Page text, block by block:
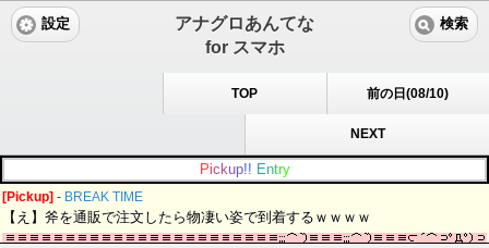
アナグロあんてな
for スマホ
設定 検索
TOP 前の日(08/10)
NEXT
Pic kup!! Entry
[Pickup] - BREAK TIME
【え】斧を通販で注文したら物凄い姿で到着するｗｗｗｗ